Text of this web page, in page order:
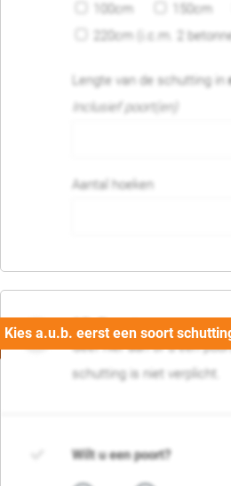
100cm
150cm
220cm (i.c.m. 2
Lengte van de schutting in
Inclusief poort(en)
Aantal hoeken
05. Poort
Geef hier aan of u een
schutting is niet verplicht.
Wilt u een poort?